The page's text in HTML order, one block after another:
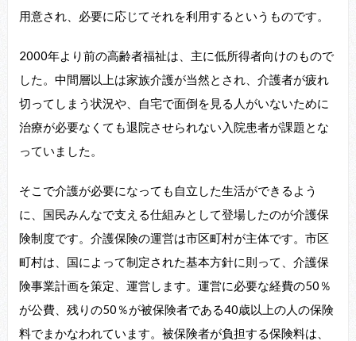
用意され、必要に応じてそれを利用するというものです。
2000年より前の高齢者福祉は、主に低所得者向けのもので
した。中間層以上は家族介護が当然とされ、介護者が疲れ
切ってしまう状況や、自宅で面倒を見る人がいないために
治療が必要なくても退院させられない入院患者が課題とな
っていました。
そこで介護が必要になっても自立した生活ができるよう
に、国民みんなで支える仕組みとして登場したのが介護保
険制度です。介護保険の運営は市区町村が主体です。市区
町村は、国によって制定された基本方針に則って、介護保
険事業計画を策定、運営します。運営に必要な経費の50％
が公費、残りの50％が被保険者である40歳以上の人の保険
料でまかなわれています。被保険者が負担する保険料は、